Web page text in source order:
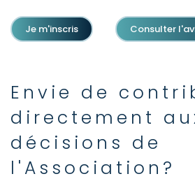
Je m'inscris Consulter
Envie de
directement
décisions de
l'Association?